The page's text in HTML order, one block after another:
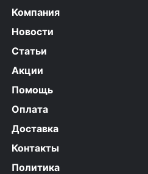
Компания
Новости
Статьи
Акции
Помощь
Оплата
Доставка
Контакты
Политика